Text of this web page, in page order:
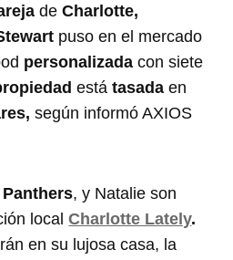
deCharlotte,
puso en el mercado
personalizada con siete
estátasada en
según informó AXIOS
Panthers, y Natalie son
localCharlotte Lately.
en su lujosa casa, la